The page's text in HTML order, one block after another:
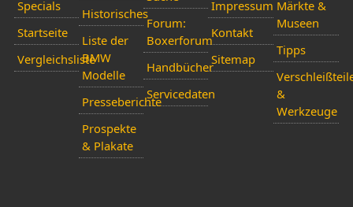
Specials
Startseite
Vergleichsliste
Historisches
Liste der
BMW
Modelle
Presseberichte
Prospekte
& Plakate
Forum:
Boxerforum
Handbücher
Servicedaten
Impressum
Kontakt
Sitemap
Märkte &
Museen
Tipps
&
Werkzeuge